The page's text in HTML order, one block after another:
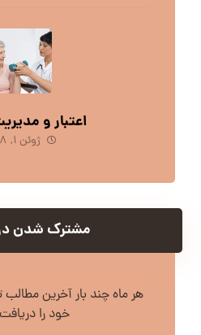
اعتبار و
ژوئن ۱, ۲۰۱۸
مشترک شدن در
هر ماه چند بار آخرین
خود را